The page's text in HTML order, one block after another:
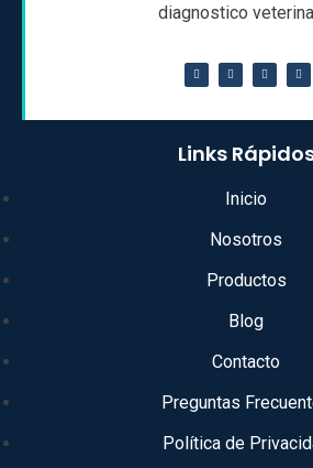
diagnostico
Links
Inicio
Nosotros
Productos
Blog
Contacto
Preguntas
Política de